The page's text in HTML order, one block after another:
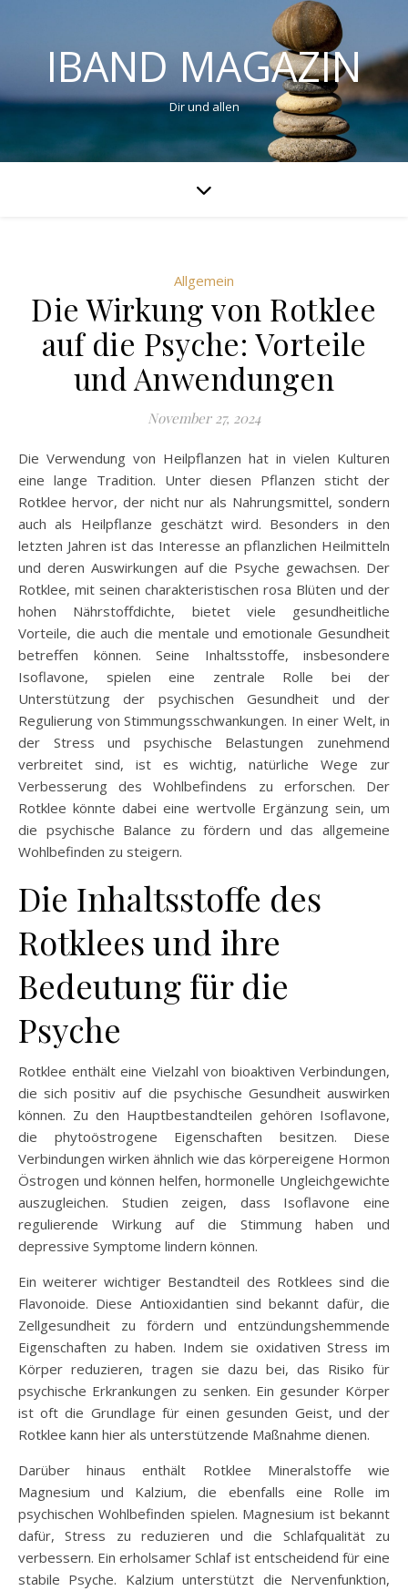
IBAND MAGAZIN
Dir und allen
Allgemein
Die Wirkung von Rotklee
auf die Psyche: Vorteile
und Anwendungen
November 27, 2024
Die Verwendung von Heilpflanzen hat in vielen Kulturen
eine lange Tradition. Unter diesen Pflanzen sticht der
Rotklee hervor, der nicht nur als Nahrungsmittel, sondern
auch als Heilpflanze geschätzt wird. Besonders in den
letzten Jahren ist das Interesse an pflanzlichen Heilmitteln
und deren Auswirkungen auf die Psyche gewachsen. Der
Rotklee, mit seinen charakteristischen rosa Blüten und der
hohen Nährstoffdichte, bietet viele gesundheitliche
Vorteile, die auch die mentale und emotionale Gesundheit
betreffen können. Seine Inhaltsstoffe, insbesondere
Isoflavone, spielen eine zentrale Rolle bei der
Unterstützung der psychischen Gesundheit und der
Regulierung von Stimmungsschwankungen. In einer Welt, in
der Stress und psychische Belastungen zunehmend
verbreitet sind, ist es wichtig, natürliche Wege zur
Verbesserung des Wohlbefindens zu erforschen. Der
Rotklee könnte dabei eine wertvolle Ergänzung sein, um
die psychische Balance zu fördern und das allgemeine
Wohlbefinden zu steigern.
Die Inhaltsstoffe des
Rotklees und ihre
Bedeutung für die
Psyche
Rotklee enthält eine Vielzahl von bioaktiven Verbindungen,
die sich positiv auf die psychische Gesundheit auswirken
können. Zu den Hauptbestandteilen gehören Isoflavone,
die phytoöstrogene Eigenschaften besitzen. Diese
Verbindungen wirken ähnlich wie das körpereigene Hormon
Östrogen und können helfen, hormonelle Ungleichgewichte
auszugleichen. Studien zeigen, dass Isoflavone eine
regulierende Wirkung auf die Stimmung haben und
depressive Symptome lindern können.
Ein weiterer wichtiger Bestandteil des Rotklees sind die
Flavonoide. Diese Antioxidantien sind bekannt dafür, die
Zellgesundheit zu fördern und entzündungshemmende
Eigenschaften zu haben. Indem sie oxidativen Stress im
Körper reduzieren, tragen sie dazu bei, das Risiko für
psychische Erkrankungen zu senken. Ein gesunder Körper
ist oft die Grundlage für einen gesunden Geist, und der
Rotklee kann hier als unterstützende Maßnahme dienen.
Darüber hinaus enthält Rotklee Mineralstoffe wie
Magnesium und Kalzium, die ebenfalls eine Rolle im
psychischen Wohlbefinden spielen. Magnesium ist bekannt
dafür, Stress zu reduzieren und die Schlafqualität zu
verbessern. Ein erholsamer Schlaf ist entscheidend für eine
stabile Psyche. Kalzium unterstützt die Nervenfunktion,